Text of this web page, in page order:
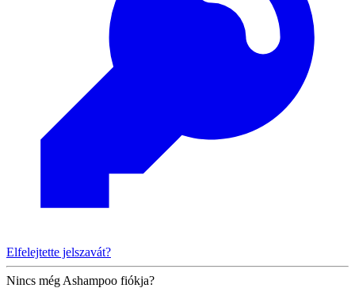
Elfelejtette jelszavát?
Nincs még Ashampoo fiókja?